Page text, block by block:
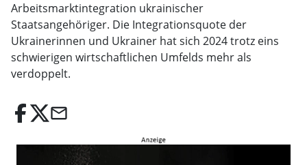
Arbeitsmarktintegration ukrainischer
Staatsangehöriger. Die Integrationsquote der
Ukrainerinnen und Ukrainer hat sich 2024 trotz eins
schwierigen wirtschaftlichen Umfelds mehr als
verdoppelt.
email